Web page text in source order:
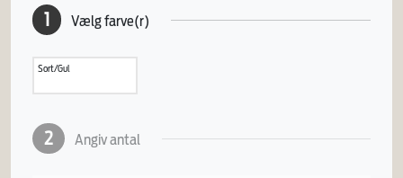
1 Vælg farve(r)
Sort/Gul
2 Angiv antal